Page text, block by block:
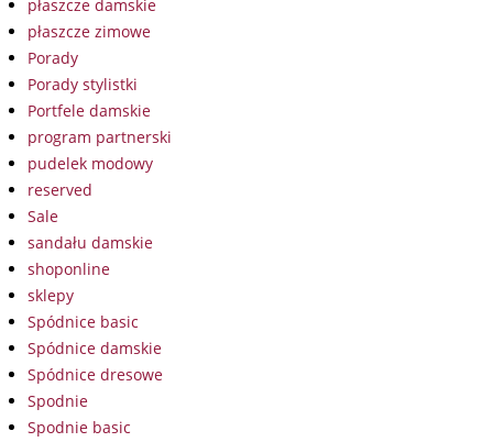
płaszcze damskie
płaszcze zimowe
Porady
Porady stylistki
Portfele damskie
program partnerski
pudelek modowy
reserved
Sale
sandału damskie
shoponline
sklepy
Spódnice basic
Spódnice damskie
Spódnice dresowe
Spodnie
Spodnie basic